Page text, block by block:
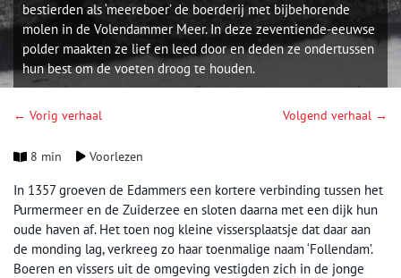
bestierden als ‘meereboer’ de boerderij met bijbehorende
molen in de Volendammer Meer. In deze zeventiende-eeuwse
polder maakten ze lief en leed door en deden ze ondertussen
hun best om de voeten droog te houden.
← Vorig verhaal Volgend verhaal →
8 min Voorlezen
In 1357 groeven de Edammers een kortere verbinding tussen het
Purmermeer en de Zuiderzee en sloten daarna met een dijk hun
oude haven af. Het toen nog kleine vissersplaatsje dat daar aan
de monding lag, verkreeg zo haar toenmalige naam ‘Follendam’.
Boeren en vissers uit de omgeving vestigden zich in de jonge